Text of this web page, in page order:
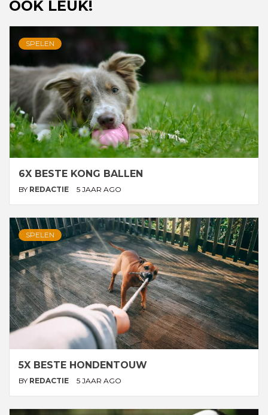
OOK LEUK!
SPELEN
6X BESTE KONG BALLEN
BY REDACTIE 5 JAAR AGO
SPELEN
5X BESTE HONDENTOUW
BY REDACTIE 5 JAAR AGO